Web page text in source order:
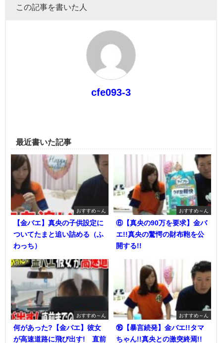
この記事を書いた人
cfe093-3
最近書いた記事
おすすめ～ん
【金バエ】真央の子供設定に
ついてたまと追い詰める（ふ
わっち）
おすすめ～ん
⑥【真央の90万を要求】金バ
エ!!真央の驚愕の財布鞄を公
開する!!
おすすめ～ん
何があった?【金バエ】彼女
が高速道路に飛び出す! 直前
おすすめ～ん
⑯【暴言続発】金バエ!!タマ
ちゃん!!真央との激突終焉!!